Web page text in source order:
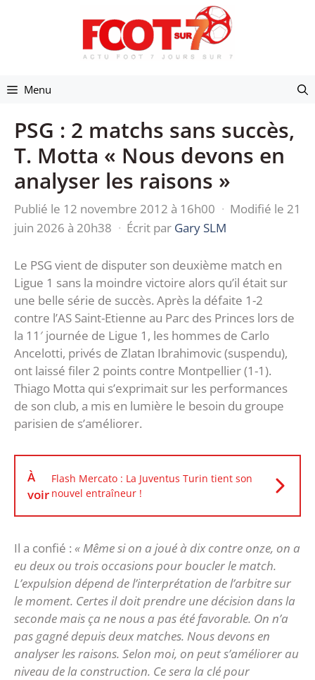
Menu
PSG : 2 matchs sans succès,
T. Motta « Nous devons en
analyser les raisons »
Publié le 12 novembre 2012 à 16h00 · Modifié le 21
juin 2026 à 20h38 · Écrit par Gary SLM
Le PSG vient de disputer son deuxième match en
Ligue 1 sans la moindre victoire alors qu’il était sur
une belle série de succès. Après la défaite 1-2
contre l’AS Saint-Etienne au Parc des Princes lors de
la 11′ journée de Ligue 1, les hommes de Carlo
Ancelotti, privés de Zlatan Ibrahimovic (suspendu),
ont laissé filer 2 points contre Montpellier (1-1).
Thiago Motta qui s’exprimait sur les performances
de son club, a mis en lumière le besoin du groupe
parisien de s’améliorer.
À
voir
Flash Mercato : La Juventus Turin tient son
nouvel entraîneur !
Il a confié : « Même si on a joué à dix contre onze, on a
eu deux ou trois occasions pour boucler le match.
L’expulsion dépend de l’interprétation de l’arbitre sur
le moment. Certes il doit prendre une décision dans la
seconde mais ça ne nous a pas été favorable. On n’a
pas gagné depuis deux matches. Nous devons en
analyser les raisons. Selon moi, on peut s’améliorer au
niveau de la construction. Ce sera la clé pour